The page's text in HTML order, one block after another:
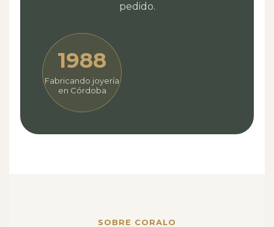
pedido.
1988
Fabricando joyería
en Córdoba
SOBRE CORALO